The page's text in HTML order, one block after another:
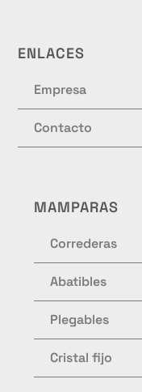
ENLACES
Empresa
Contacto
MAMPARAS
Correderas
Abatibles
Plegables
Cristal fijo